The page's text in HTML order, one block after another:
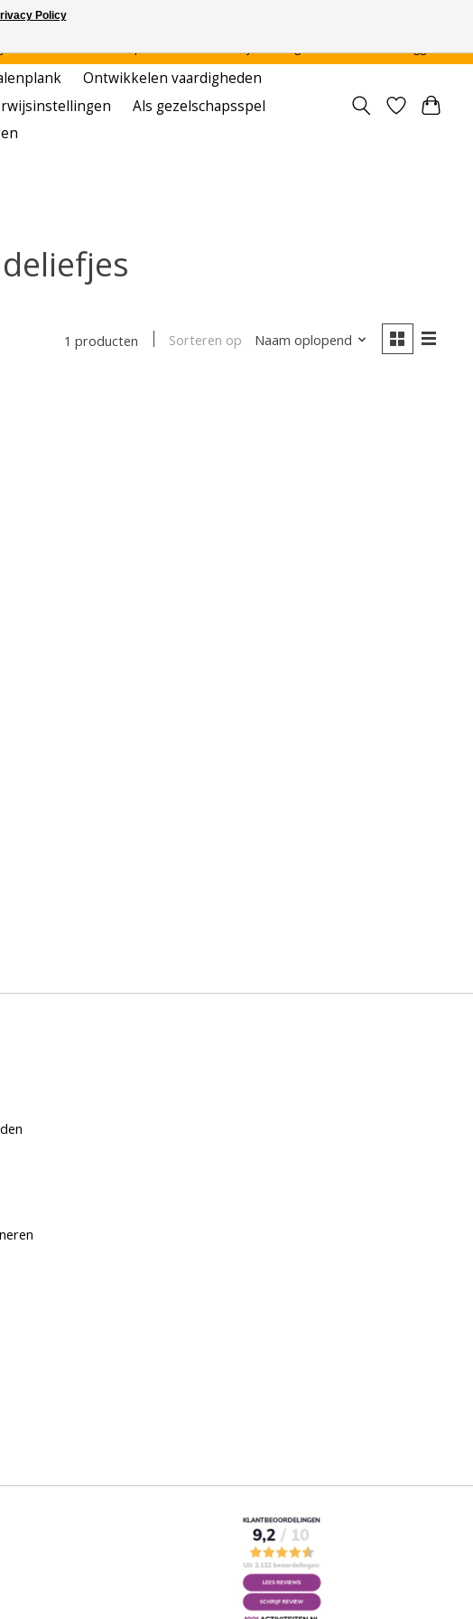
Ontwikkelen vaardigheden
Als gezelschapsspel
1 producten Sorteren op Naam oplopend
Policy